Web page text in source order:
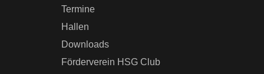
Termine
Hallen
Downloads
Förderverein HSG Club